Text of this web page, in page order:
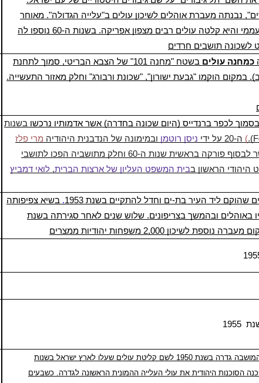
גיבורים", נבנתה מעברת אוהלים לשיכון עולים ב"עלייה הגדולה". מאוחר
והיא קלטה עולים רבים מצפון אפריקה. בשנות ה-60
נוספו לה
לשכונה תושבים חרדים
כמחנה עולים
בשטח "מחנה 101" של הצבא הבריטי, סמוך לתחנת
במקום הוקמו "גבעת ישורון", "שכונת ורבורג" וחלק מאזור התעשייה.
לכפר ברנדייס (היום שכונה בחדרה) אשר אדמותיו נרכשו בשנות
ה-20 על ידי
ניסן רוטמן ובמימונה של הנדבנית היהודיה מרי פלז (
הוקמה בסביבה "מעברת ברנדייס" אשר לבסוף פורקה בראשית שנות ה-60 וחלק מתושביה הפכו לתושבי
היהודי הראשון בבית המשפט העליון של ארצות הברית, לואי דמביץ
שהוקם ליד העיר בת-ים וחדל להתקיים בשנת 1953 . בשיא צפיפותה
משפחות שחיו באוהלים ובהמשך בצריפונים. שלוש שנים לאחר סגירתה בשנת
1955
היא מעברה אשר הוקמה בקרבת המושבה גדרה בשנת 1950 לשם קליטת עולים שעלו לארץ ישראל בשנות
הסוכנות היהודית את עולי העלייה ההמונית הראשונה לגדרה. כשבעים